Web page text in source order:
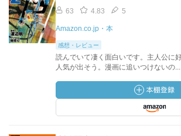
63 4.83 5
Amazon.co.jp・本
感想・レビュー
読んでいて凄く面白いです。主人公に
人気が出そう。漫画に追いつけないの...